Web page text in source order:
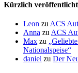
Kürzlich
Leon zuACS
Anna zuACS
Max zu
Nationalspeise“
daniel zu Der